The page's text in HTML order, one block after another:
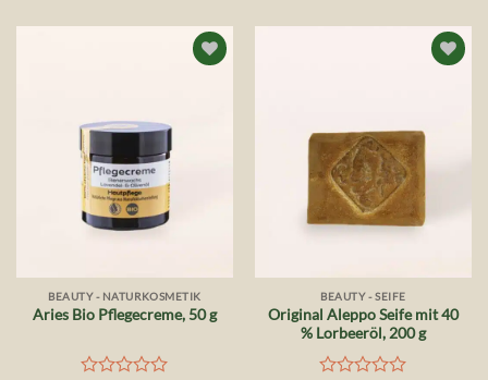
BEAUTY - NATURKOSMETIK
Aries Bio Pflegecreme, 50 g
BEAUTY - SEIFE
Original Aleppo Seife mit 40
% Lorbeeröl, 200 g